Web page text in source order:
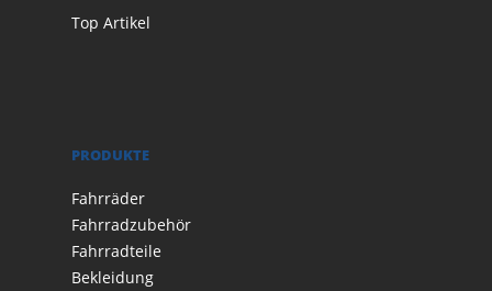
Top Artikel
PRODUKTE
Fahrräder
Fahrradzubehör
Fahrradteile
Bekleidung